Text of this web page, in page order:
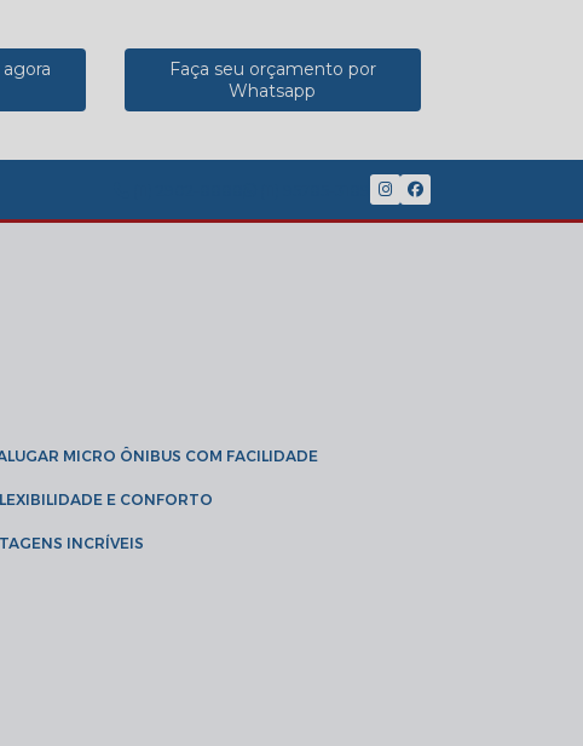
Faça seu orçamento por
Whatsapp
ALUGAR MICRO ÔNIBUS COM FACILIDADE
E CONFORTO
INCRÍVEIS